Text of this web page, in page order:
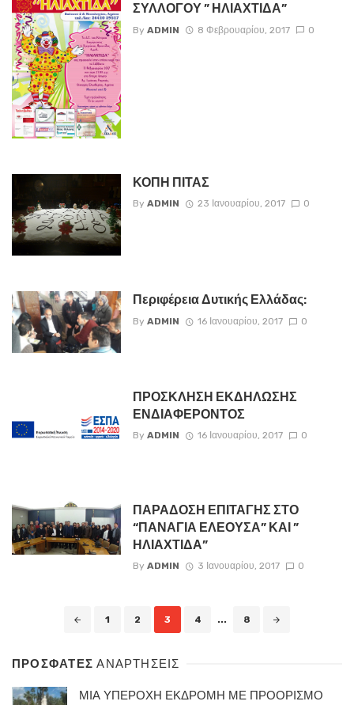
ΣΥΛΛΟΓΟΥ ” ΗΛΙΑΧΤΙΔΑ”
By ADMIN 8 Φεβρουαρίου, 2017 0
ΚΟΠΗ ΠΙΤΑΣ
By ADMIN 23 Ιανουαρίου, 2017 0
Περιφέρεια Δυτικής Ελλάδας:
By ADMIN 16 Ιανουαρίου, 2017 0
ΠΡΟΣΚΛΗΣΗ ΕΚΔΗΛΩΣΗΣ
ΕΝΔΙΑΦΕΡΟΝΤΟΣ
By ADMIN 16 Ιανουαρίου, 2017 0
ΠΑΡΑΔΟΣΗ ΕΠΙΤΑΓΗΣ ΣΤΟ
“ΠΑΝΑΓΙΑ ΕΛΕΟΥΣΑ” ΚΑΙ ”
ΗΛΙΑΧΤΙΔΑ”
By ADMIN 3 Ιανουαρίου, 2017 0
1 2 3 4 ... 8
ΠΡΟΣΦΑΤΕΣΑΝΑΡΤΗΣΕΙΣ
ΜΙΑ ΥΠΕΡΟΧΗ ΕΚΔΡΟΜΗ ΜΕ ΠΡΟΟΡΙΣΜΟ